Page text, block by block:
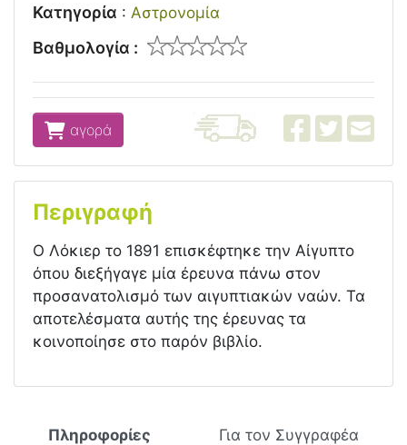
Κατηγορία : Αστρονομία
Βαθμολογία :
αγορά
Περιγραφή
Ο Λόκιερ το 1891 επισκέφτηκε την Αίγυπτο
όπου διεξήγαγε μία έρευνα πάνω στον
προσανατολισμό των αιγυπτιακών ναών. Τα
αποτελέσματα αυτής της έρευνας τα
κοινοποίησε στο παρόν βιβλίο.
Πληροφορίες Για τον Συγγραφέα